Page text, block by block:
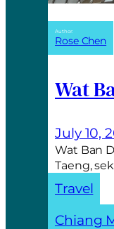
Author:
Rose Chen
Wat
July 10,
Wat Ban
Taeng,
Travel
Chiang